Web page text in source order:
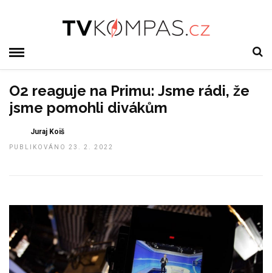
O2 reaguje na Primu: Jsme rádi, že
jsme pomohli divákům
Juraj Koiš
PUBLIKOVÁNO 23. 2. 2022